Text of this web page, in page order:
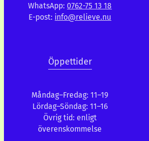
WhatsApp:0762-75 13 18
E-post: info@relieve.nu
Öppettider
Måndag–Fredag: 11–19
Lördag–Söndag: 11–16
Övrig tid: enligt
överenskommelse